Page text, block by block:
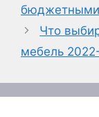
Что
мебель